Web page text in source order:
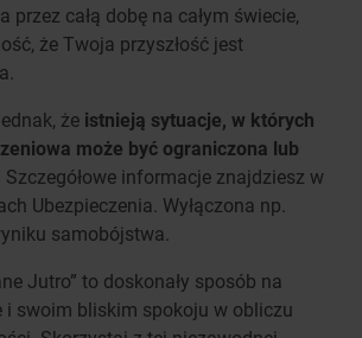
przez całą dobę na całym świecie,
że Twoja przyszłość jest
że istnieją sytuacje, w których
może być ograniczona lub
. Szczegółowe informacje znajdziesz w
Ubezpieczenia. Wyłączona np.
samobójstwa.
Jutro” to doskonały sposób na
i swoim bliskim spokoju w obliczu